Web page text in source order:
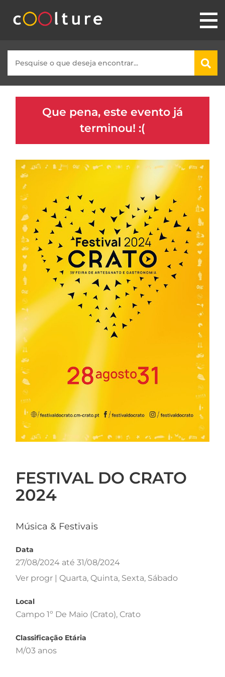
Que pena, este evento já
terminou! :(
FESTIVAL DO CRATO
2024
Música & Festivais
Data
27/08/2024 até 31/08/2024
Ver progr | Quarta, Quinta, Sexta, Sábado
Local
Campo 1º De Maio (Crato), Crato
Classificação Etária
M/03 anos